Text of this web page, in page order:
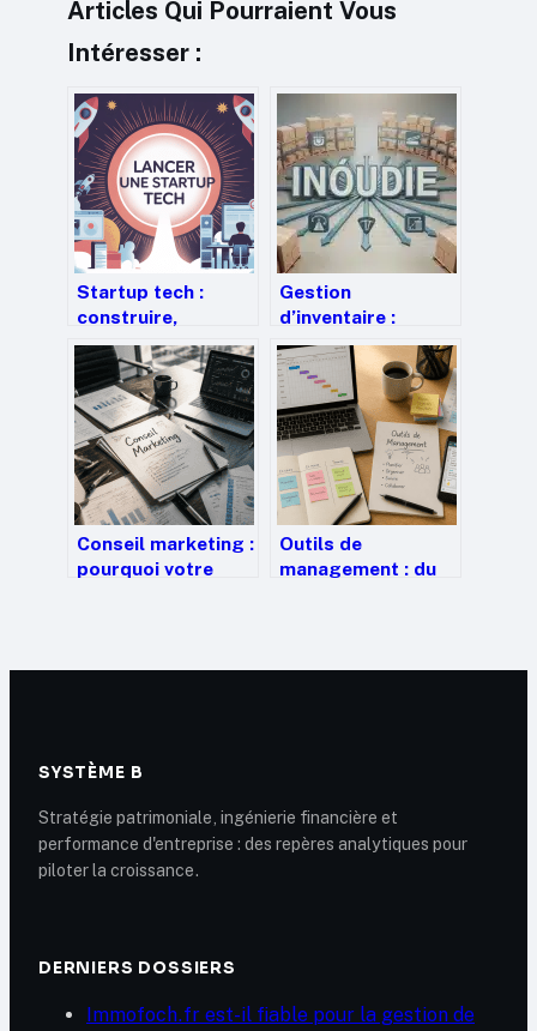
Articles Qui Pourraient Vous
Intéresser :
Startup tech :
construire,
financer et faire
grandir un projet
innovant
Gestion
d’inventaire :
méthodes de
valorisation et
étapes clés pour
automatiser vos
stocks
Conseil marketing :
pourquoi votre
Outils de
management : du
SYSTÈME B
Stratégie patrimoniale, ingénierie financière et
performance d'entreprise : des repères analytiques pour
piloter la croissance.
DERNIERS DOSSIERS
Immofoch.fr est-il fiable pour la gestion de